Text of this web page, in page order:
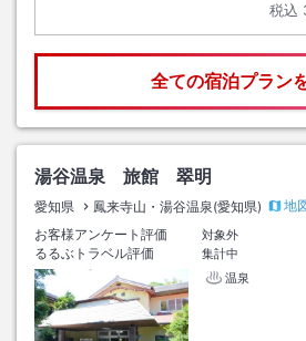
税込
全ての宿泊プラン
湯谷温泉 旅館 翠明
愛知県 鳳来寺山・湯谷温泉(愛知県)
地
お客様アンケート評価
対象外
るるぶトラベル評価
集計中
温泉